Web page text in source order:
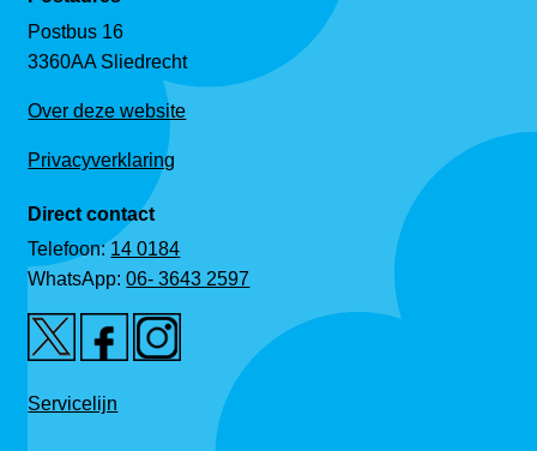
Postbus 16
3360AA Sliedrecht
Over deze website
Privacyverklaring
Direct contact
Telefoon:14 0184
WhatsApp:06- 3643 2597
Servicelijn